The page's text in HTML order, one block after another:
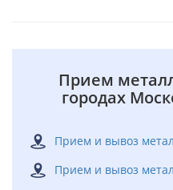
Прием
городах
Прием и вывоз
Прием и вывоз